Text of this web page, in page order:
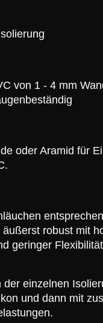
von 1 - 4 mm
oder Aramid für
robust mit
geringer
einzelnen
und dann mit